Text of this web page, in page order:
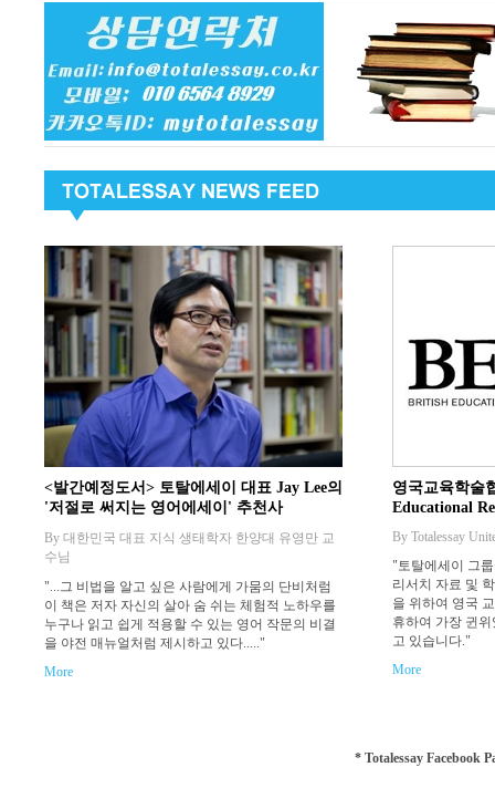
<발간예정도서> 토탈에세이 대표 Jay Lee의
'저절로 써지는 영어에세이' 추천사
By 대한민국 대표 지식 생태학자 한양대 유영만 교
수님
"...그 비법을 알고 싶은 사람에게 가뭄의 단비처럼
이 책은 저자 자신의 살아 숨 쉬는 체험적 노하우를
누구나 읽고 쉽게 적용할 수 있는 영어 작문의 비결
을 야전 매뉴얼처럼 제시하고 있다....."
More
영국교육학술
Educational
By Totalessay
"토탈에세이 그
리서치 자료 및
을 위하여 영국
휴하여 가장 귄
고 있습니다."
More